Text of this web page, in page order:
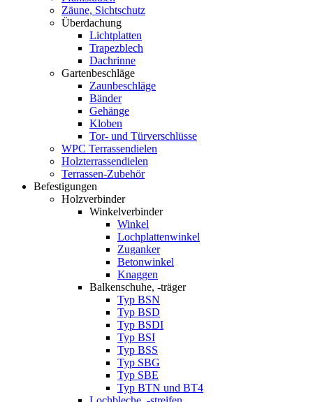
Zäune, Sichtschutz
Überdachung
Lichtplatten
Trapezblech
Dachrinne
Gartenbeschläge
Zaunbeschläge
Bänder
Gehänge
Kloben
Tor- und Türverschlüsse
WPC Terrassendielen
Holzterrassendielen
Terrassen-Zubehör
Befestigungen
Holzverbinder
Winkelverbinder
Winkel
Lochplattenwinkel
Zuganker
Betonwinkel
Knaggen
Balkenschuhe, -träger
Typ BSN
Typ BSD
Typ BSDI
Typ BSI
Typ BSS
Typ SBG
Typ SBE
Typ BTN und BT4